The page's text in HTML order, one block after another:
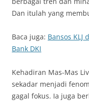
Dan itulah yang
Baca juga: Bansos KLJ
Bank DKI
Kehadiran Mas-Mas
sekadar menjadi
gagal fokus. Ia juga